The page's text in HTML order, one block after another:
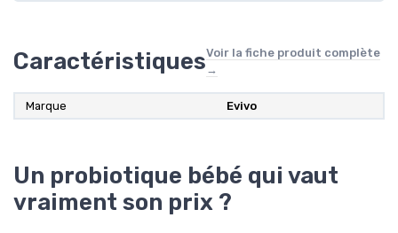
CaractéristiquesVoir la fiche produit complète
→
Marque Evivo
Un probiotique bébé qui vaut
vraiment son prix ?